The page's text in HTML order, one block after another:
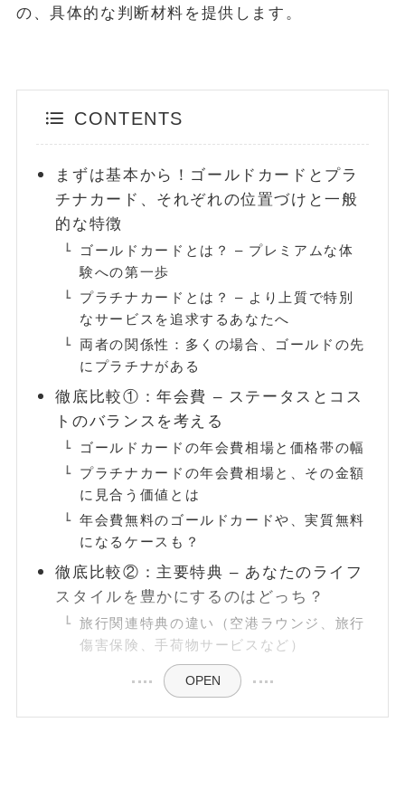
October 1, 2024 お金
ションと年代別・目標別運用戦略(2025年最新)
【2025年最新版】「103万円の壁」は「160万円の壁」へ！どう
変わる？パート・主婦必見、税金と社会保険の賢い働き方完全ガ
ABOUT
MONEY CYCLEについて
広告掲載について
お問い合わせ
の、具体的な判断材料を提供します。
CONTENTS
まずは基本から！ゴールドカードとプラ
チナカード、それぞれの位置づけと一般
的な特徴
ゴールドカードとは？ – プレミアムな体
験への第一歩
プラチナカードとは？ – より上質で特別
なサービスを追求するあなたへ
両者の関係性：多くの場合、ゴールドの先
にプラチナがある
徹底比較①：年会費 – ステータスとコス
トのバランスを考える
ゴールドカードの年会費相場と価格帯の幅
プラチナカードの年会費相場と、その金額
に見合う価値とは
年会費無料のゴールドカードや、実質無料
になるケースも？
徹底比較②：主要特典 – あなたのライフ
スタイルを豊かにするのはどっち？
旅行関連特典の違い（空港ラウンジ、旅行
傷害保険、手荷物サービスなど）
OPEN